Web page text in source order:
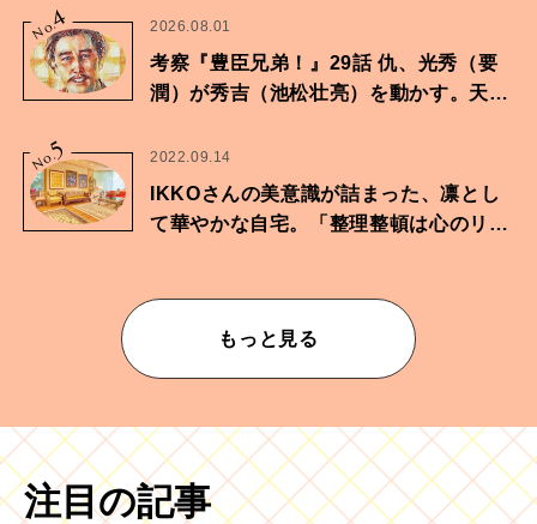
No.
4 2026.08.01
考察『豊臣兄弟！』29話 仇、光秀（要
潤）が秀吉（池松壮亮）を動かす。天下
No.
5 2022.09.14
IKKOさんの美意識が詰まった、凛とし
て華やかな自宅。「整理整頓は心のリズ
もっと見る
注目の記事